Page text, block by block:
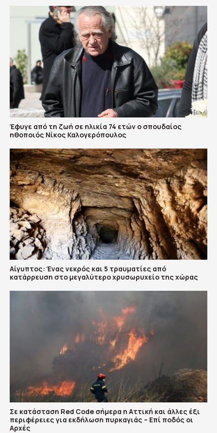
Έφυγε από τη ζωή σε ηλικία 74 ετών ο σπουδαίος
ηθοποιός Νίκος Καλογερόπουλος
Αίγυπτος: Ένας νεκρός και 5 τραυματίες από
κατάρρευση στο μεγαλύτερο χρυσωρυχείο της χώρας
Σε κατάσταση Red Code σήμερα η Αττική και άλλες έξι
περιφέρειες για εκδήλωση πυρκαγιάς – Επί ποδός οι
Αρχές